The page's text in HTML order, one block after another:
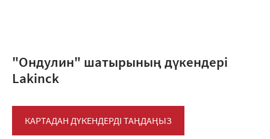
"Ондулин" шатырының дүкендері
Lakinck
КАРТАДАН ДҮКЕНДЕРДІ ТАҢДАҢЫЗ